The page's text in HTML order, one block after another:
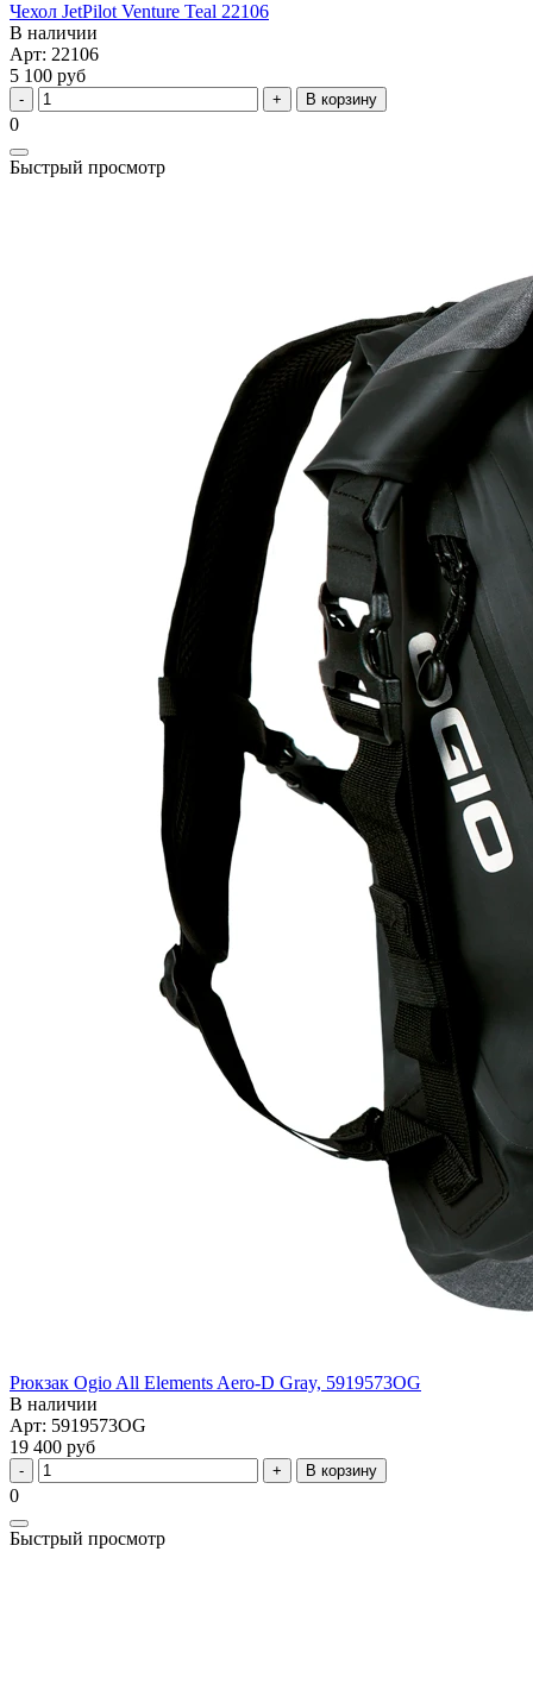
Чехол JetPilot Venture Teal 22106
В наличии
Арт: 22106
5 100 руб
В корзину
0
Быстрый просмотр
Рюкзак Ogio All Elements Aero-D Gray, 5919573OG
В наличии
Арт: 5919573OG
19 400 руб
В корзину
0
Быстрый просмотр